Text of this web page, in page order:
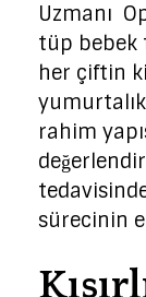
Uzmanı
tüp bebek
her çiftin
rahim
sürecinin